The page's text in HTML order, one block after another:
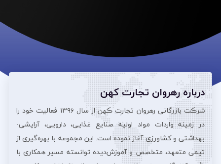
درباره رهروان تجارت کهن
شرڪت بازرگانی رهروان تجارت ڪهن از سال ۱۳۹۶ فعالیت خود را
در زمینه واردات مواد اولیه صنایع غذایی، دارویی، آرایشی‌-
بهداشتی و کشاورزی آغاز نموده است. این مجموعه با بهره‌گیری از
تیمی متعهد، متخصص و آموزش‌دیده توانسته مسیر همکاری با